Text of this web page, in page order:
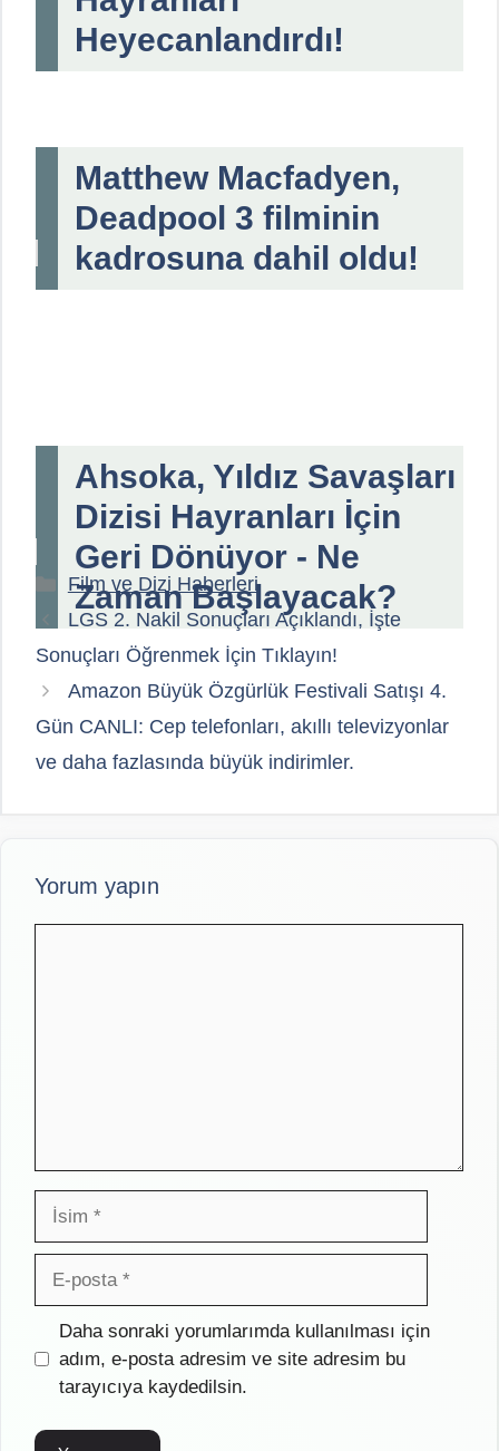
Heyecanlandırdı!
Matthew Macfadyen,
Deadpool 3 filminin
kadrosuna dahil oldu!
Ahsoka, Yıldız Savaşları
Dizisi Hayranları İçin
Geri Dönüyor - Ne
Zaman Başlayacak?
Kategoriler
Film ve Dizi Haberleri
LGS 2. Nakil Sonuçları Açıklandı, İşte
Sonuçları Öğrenmek İçin Tıklayın!
Amazon Büyük Özgürlük Festivali Satışı 4.
Gün CANLI: Cep telefonları, akıllı televizyonlar
ve daha fazlasında büyük indirimler.
Yorum yapın
İsim
posta
İnternet
sitesi
Daha sonraki yorumlarımda kullanılması için
adım, e-posta adresim ve site adresim bu
tarayıcıya kaydedilsin.